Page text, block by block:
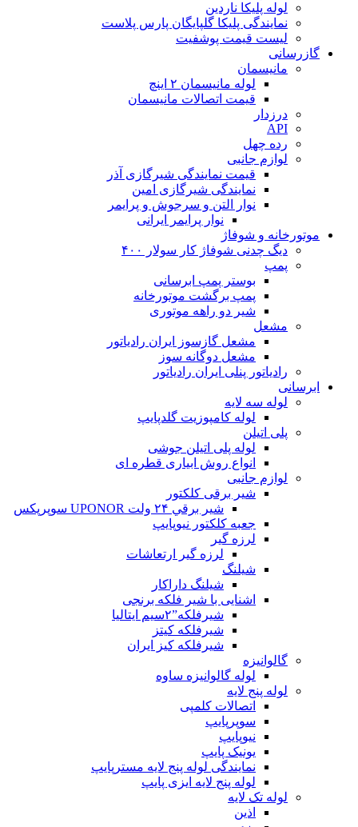
لوله پلیکا ناردین
نمایندگی پلیکا گلپایگان پارس پلاست
لیست قیمت پوشفیت
گازرسانی
مانیسمان
لوله مانیسمان ۲ اینچ
قیمت اتصالات مانیسمان
درزدار
API
رده چهل
لوازم جانبی
قیمت نمایندگی شیرگازی آذر
نمایندگی شیرگازی امین
نوار التن و سرجوش و پرایمر
نوار پرایمر ایرانی
موتورخانه و شوفاژ
دیگ چدنی شوفاژ کار سولار ۴۰۰
پمپ
بوستر پمپ ابرسانی
پمپ برگشت موتورخانه
شیر دو راهه موتوری
مشعل
مشعل گازسوز ایران رادیاتور
مشعل دوگانه سوز
رادیاتور پنلی ایران رادیاتور
ابرسانی
لوله سه لایه
لوله کامپوزیت گلدپایپ
پلی اتیلن
لوله پلی اتیلن جوشی
انواع روش ابیاری قطره ای
لوازم جانبی
شیر برقی کلکتور
شير برقي ۲۴ ولت UPONOR سوپرپکس
جعبه کلکتور نیوپایپ
لرزه گیر
لرزه گیر ارتعاشات
شیلنگ
شیلنگ داراکار
اشنایی با شیر فلکه برنجی
شیرفلکه”۲سیم ایتالیا
شیرفلکه کیتز
شیرفلکه کیز ایران
گالوانیزه
لوله گالوانیزه ساوه
لوله پنج لایه
اتصالات کلمپی
سوپرپایپ
نیوپایپ
یونیک پایپ
نمایندگی لوله پنج لایه مسترپایپ
لوله پنج لایه ایزی پایپ
لوله تک لایه
اذین